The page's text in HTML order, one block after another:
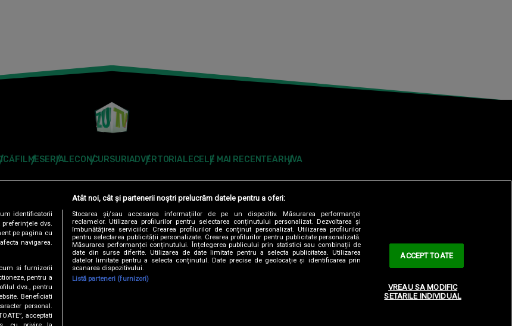
FILMESERIALECONCURSURI ADVERTORIALECELE MAI RECENTEARHIVA
Follow us:
ANTENA TV GROUP S.A. – DATE COMPANIE CONTACT
CATINE.RO SPYNEWS.ROTVHAPPY.RO
RETETEFELDEFEL.RO
identificatorii
preferințele dvs.
pe pagina cu
navigarea.
si furnizorii
pentru a
dvs., pentru
Beneficiati
personal.
acceptati
Atât noi, cât și partenerii noștri prelucrăm datele pentru a oferi:
Stocarea și/sau accesarea informațiilor de pe un dispozitiv. Măsurarea performanței
reclamelor. Utilizarea profilurilor pentru selectarea conținutului personalizat. Dezvoltarea și
îmbunătățirea serviciilor. Crearea profilurilor de conținut personalizat. Utilizarea profilurilor
pentru selectarea publicității personalizate. Crearea profilurilor pentru publicitate personalizată.
Măsurarea performanței conținutului. Înțelegerea publicului prin statistici sau combinații de
date din surse diferite. Utilizarea de date limitate pentru a selecta publicitatea. Utilizarea
datelor limitate pentru a selecta conținutul. Date precise de geolocație și identificarea prin
scanarea dispozitivului.
Listă parteneri (furnizori)
ACCEPT TOATE
VREAU SA MODIFIC
SETARILE INDIVIDUAL